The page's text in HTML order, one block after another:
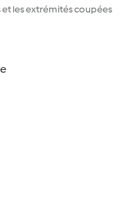
les extrémités coupées